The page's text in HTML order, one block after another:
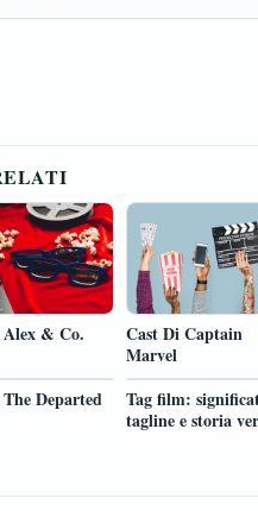
& Co.
Cast Di Captain
Marvel
Departed
Tag film:
tagline e storia